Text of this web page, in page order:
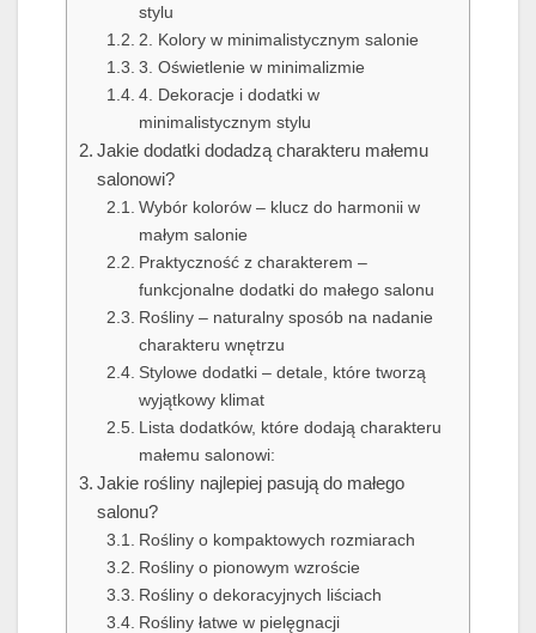
stylu
2. Kolory w minimalistycznym salonie
3. Oświetlenie w minimalizmie
4. Dekoracje i dodatki w
minimalistycznym stylu
Jakie dodatki dodadzą charakteru małemu
salonowi?
Wybór kolorów – klucz do harmonii w
małym salonie
Praktyczność z charakterem –
funkcjonalne dodatki do małego salonu
Rośliny – naturalny sposób na nadanie
charakteru wnętrzu
Stylowe dodatki – detale, które tworzą
wyjątkowy klimat
Lista dodatków, które dodają charakteru
małemu salonowi:
Jakie rośliny najlepiej pasują do małego
salonu?
Rośliny o kompaktowych rozmiarach
Rośliny o pionowym wzroście
Rośliny o dekoracyjnych liściach
Rośliny łatwe w pielęgnacji